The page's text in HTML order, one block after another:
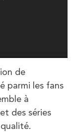
de
parmi les fans
à
des séries